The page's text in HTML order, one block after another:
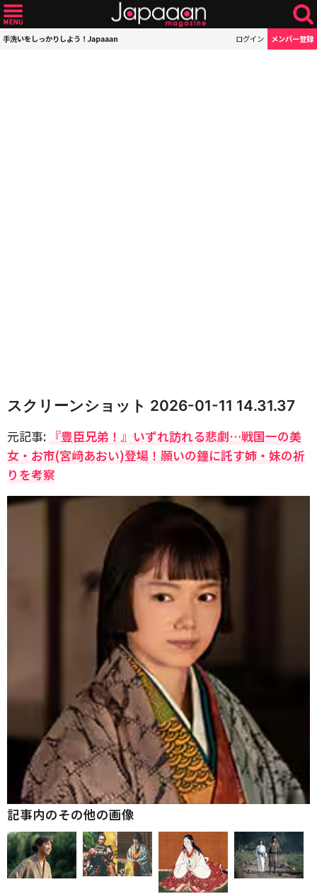
手洗いをしっかりしよう！Japaaan ログイン メンバー登録
スクリーンショット 2026-01-11 14.31.37
元記事: 『豊臣兄弟！』いずれ訪れる悲劇…戦国一の美
女・お市(宮﨑あおい)登場！願いの鐘に託す姉・妹の祈
りを考察
記事内のその他の画像